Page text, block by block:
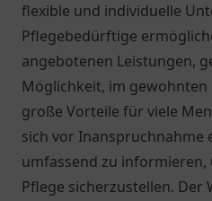
flexible und individuelle
Pflegebedürftige
angebotenen Leistungen,
Möglichkeit, im
große Vorteile für viele
sich vor Inanspruchnahme
umfassend zu
Pflege sicherzustellen. Der